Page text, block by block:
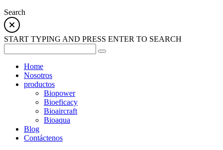
Search
START TYPING AND PRESS ENTER TO SEARCH
Home
Nosotros
productos
Biopower
Bioeficacy
Bioaircraft
Bioaqua
Blog
Contáctenos